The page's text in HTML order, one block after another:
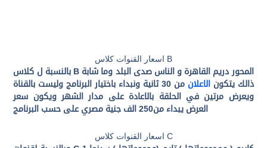
اسعار القنوات كلاس B
بالنسبة ل كلاس B المحور دريم القاهرة و الناس صدى البلد وما شابة
ذالك يتكون
الاعلان
من 30 ثانية ونبداء باختيار البرنامج وليست بالقناة
ويعرض مرتين في الحلقة بالاعادة على مدار الشهر ويكون سعر
العرض يبداء من250 الف جنية مصري على حسب البرنامج
اسعار القنوات كلاس C